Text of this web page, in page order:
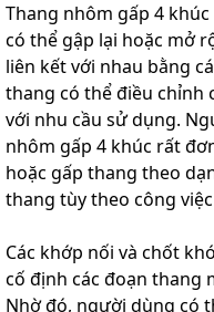
Thang nhôm gấp 4
có thể gập lại hoặc mở
liên kết với nhau bằng
thang có thể điều chỉnh
với nhu cầu sử dụng.
nhôm gấp 4 khúc rất
hoặc gấp thang theo
thang tùy theo công
Các khớp nối và chốt
cố định các đoạn thang
Nhờ đó, người dùng có